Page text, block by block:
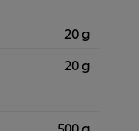
20 g
20 g